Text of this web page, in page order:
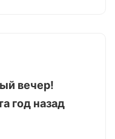
вечер!
год назад